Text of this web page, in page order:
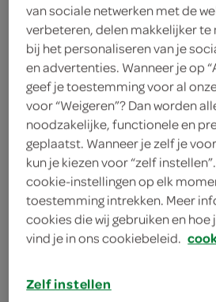
Let op: aanbiedingen zijn niet
producten, maar worden wél
verwerkt in de winkelmand.
donkergroene nori met volle
van je eigen sushi, en je haalt
keukengevoel in huis
Donkergroene kleur
Rijk van smaak
van sociale netwerken met de
verbeteren, delen makkelijker te
bij het personaliseren van je
en advertenties. Wanneer je op
geef je toestemming voor al
voor “Weigeren”? Dan worden
noodzakelijke, functionele en
geplaatst. Wanneer je zelf je
kun je kiezen voor “zelf
cookie-instellingen op elk
toestemming intrekken. Meer
cookies die wij gebruiken en hoe
vind je in ons cookiebeleid.
Zelf instellen